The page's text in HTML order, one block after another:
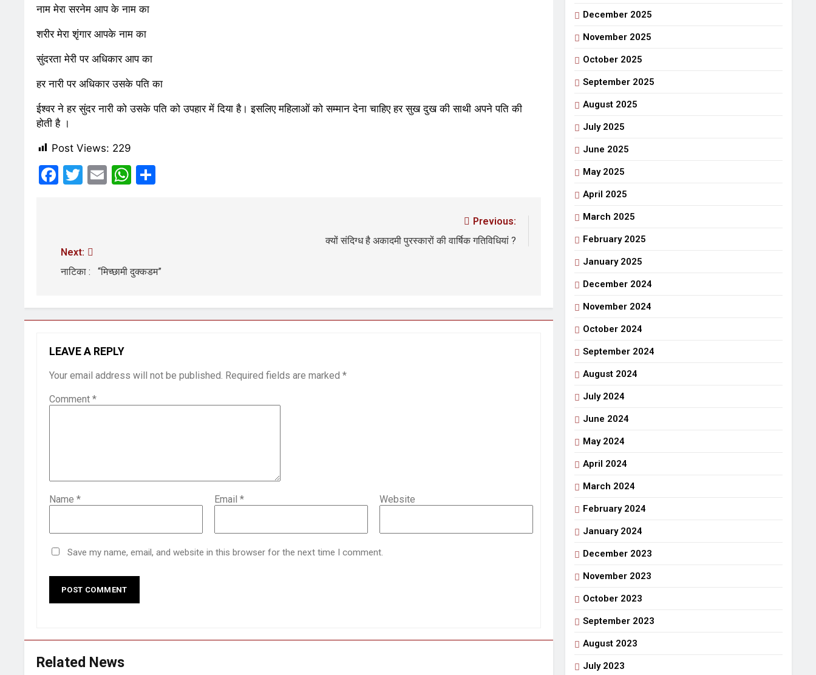
संस्मरण : गर्मी की छुट्टियां और बचपन
नाम मेरा सरनेम आप के नाम का
शरीर मेरा शृंगार आपके नाम का
सुंदरता मेरी पर अधिकार आप का
हर नारी पर अधिकार उसके पति का
ईश्वर ने हर सुंदर नारी को उसके पति को उपहार में दिया है। इसलिए महिलाओं को सम्मान देना चाहिए हर सुख दुख की साथी अपने पति की
होती है ।
Post Views: 229
Facebook
Twitter
EmailWhatsApp
Previous:
क्यों संदिग्ध है अकादमी पुरस्कारों की वार्षिक गतिविधियां ?
Next:
नाटिका : “मिच्छामी दुक्कडम”
LEAVE A REPLY
Your email address will not be published. Required fields are marked *
Comment *
Name * Email * Website
Save my name, email, and website in this browser for the next time I comment.
Related News
December 2025
November 2025
October 2025
September 2025
August 2025
July 2025
June 2025
May 2025
April 2025
March 2025
February 2025
January 2025
December 2024
November 2024
October 2024
September 2024
August 2024
July 2024
June 2024
May 2024
April 2024
March 2024
February 2024
January 2024
December 2023
November 2023
October 2023
September 2023
August 2023
July 2023